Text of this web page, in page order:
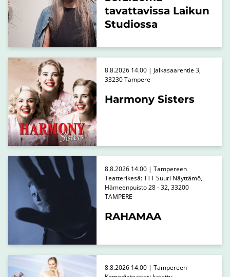
tavattavissa Laikun
Studiossa
Harmony Sisters
8.8.2026 14.00 | Jalkasaarentie 3,
33230 Tampere
RAHAMAA
8.8.2026 14.00 | Tampereen
Teatterikesä: TTT Suuri Näyttämö,
Hämeenpuisto 28 - 32, 33200
TAMPERE
8.8.2026 14.00 | Tampereen